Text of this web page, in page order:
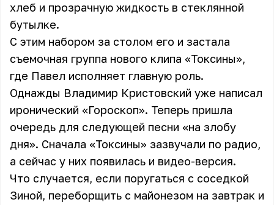
хлеб и прозрачную жидкость в стеклянной
бутылке.
С этим набором за столом его и застала
съемочная группа нового клипа «Токсины»,
где Павел исполняет главную роль.
Однажды Владимир Кристовский уже написал
иронический «Гороскоп». Теперь пришла
очередь для следующей песни «на злобу
дня». Сначала «Токсины» зазвучали по радио,
а сейчас у них появилась и видео-версия.
Что случается, если поругаться с соседкой
Зиной, переборщить с майонезом на завтрак и